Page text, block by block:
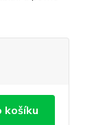
košíku